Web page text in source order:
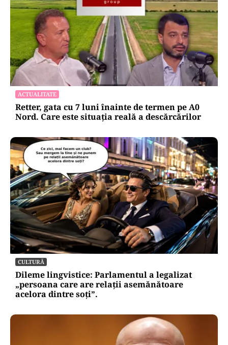
ACTUALITATE
Retter, gata cu 7 luni înainte de termen pe A0
Nord. Care este situația reală a descărcărilor
CULTURĂ
Dileme lingvistice: Parlamentul a legalizat
„persoana care are relații asemănătoare
acelora dintre soți”.